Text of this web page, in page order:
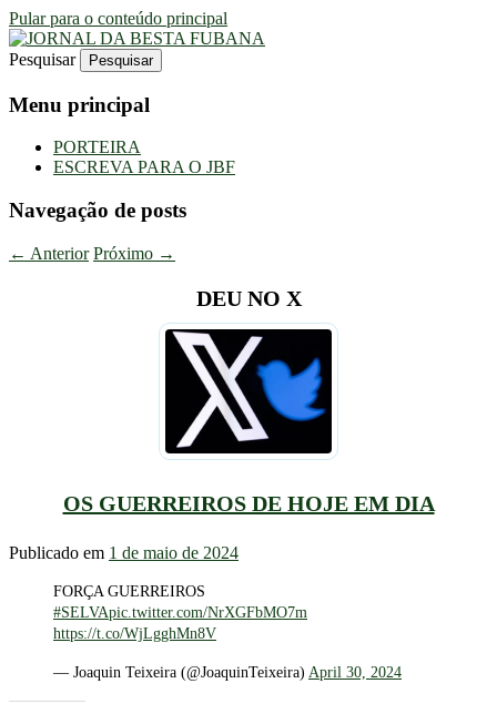
Pular para o conteúdo principal
JORNAL DA BESTA FUBANA
Uma Gazeta Escrota
Pesquisar
Menu principal
PORTEIRA
ESCREVA PARA O JBF
Navegação de posts
← Anterior Próximo →
DEU NO X
OS GUERREIROS DE HOJE EM DIA
Publicado em 1 de maio de 2024
FORÇA GUERREIROS
#SELVApic.twitter.com/NrXGFbMO7m
https://t.co/WjLgghMn8V
— Joaquin Teixeira (@JoaquinTeixeira) April 30, 2024